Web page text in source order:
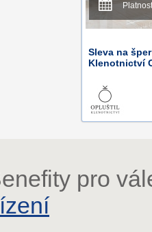
Sleva na
Klenotnictví
pro